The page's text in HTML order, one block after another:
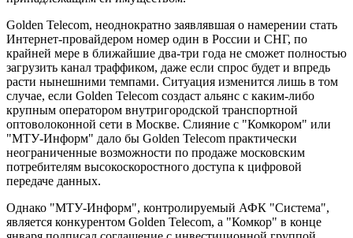
Golden Telecom, неоднократно заявлявшая о намерении стать
Интернет-провайдером номер один в России и СНГ, по
крайней мере в ближайшие два-три года не сможет полностью
загрузить канал траффиком, даже если спрос будет и впредь
расти нынешними темпами. Ситуация изменится лишь в том
случае, если Golden Telecom создаст альянс с каким-либо
крупным оператором внутригородской транспортной
оптоволоконной сети в Москве. Слияние с "Комкором" или
"МТУ-Информ" дало бы Golden Telecom практически
неограниченные возможности по продаже московским
потребителям высокоскоростного доступа к цифровой
передаче данных.
Однако "МТУ-Информ", контролируемый АФК "Система",
является конкурентом Golden Telecom, а "Комкор" в конце